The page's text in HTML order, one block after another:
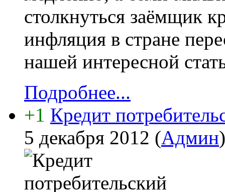
столкнуться заёмщик
инфляция в стране
нашей интересной
Подробнее...
+1 Кредит
5 декабря 2012 (Админ)